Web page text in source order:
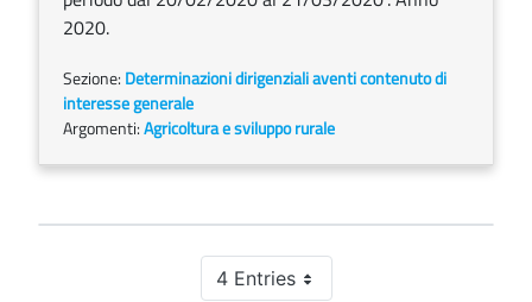
2020.
Sezione: Determinazioni dirigenziali aventi contenuto di
interesse generale
Argomenti:Agricoltura e sviluppo rurale
4 EntriesPer Page